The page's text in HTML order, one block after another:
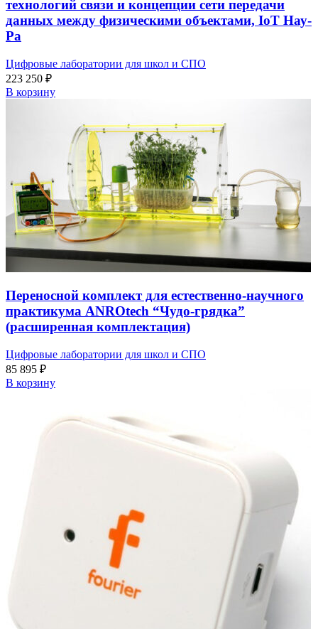
технологий связи и концепции сети передачи
данных между физическими объектами, IoT Нау-
Ра
Цифровые лаборатории для школ и СПО
223 250 ₽
В корзину
Переносной комплект для естественно-научного
практикума ANROtech “Чудо-грядка”
(расширенная комплектация)
Цифровые лаборатории для школ и СПО
85 895 ₽
В корзину